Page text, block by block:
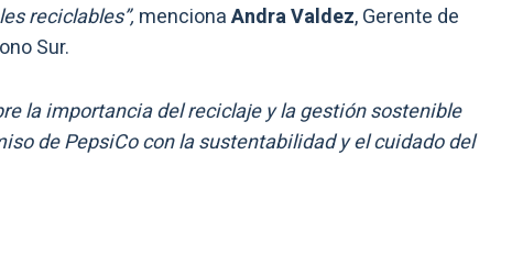
reciclables”, mencionaAndra Valdez, Gerente de
Sur.
la importancia del reciclaje y la gestión sostenible
de PepsiCo con la sustentabilidad y el cuidado del